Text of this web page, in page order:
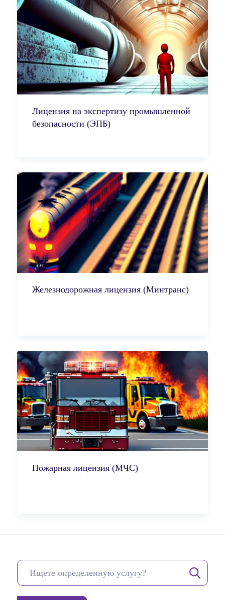
Лицензия на экспертизу промышленной
безопасности (ЭПБ)
Железнодорожная лицензия (Минтранс)
Пожарная лицензия (МЧС)